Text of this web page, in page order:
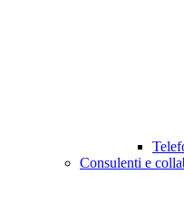
Consulenti e